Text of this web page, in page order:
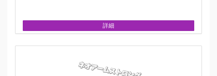
詳細